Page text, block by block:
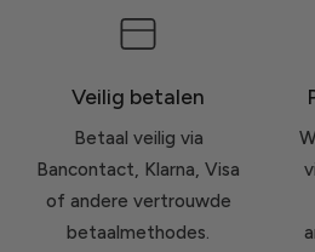
Veilig betalen
Betaal veilig via
Bancontact, Klarna, Visa
of andere vertrouwde
betaalmethodes.